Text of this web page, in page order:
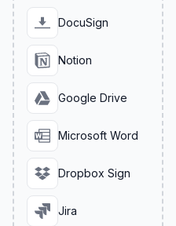
DocuSign
Notion
Google Drive
Microsoft Word
Dropbox Sign
Jira